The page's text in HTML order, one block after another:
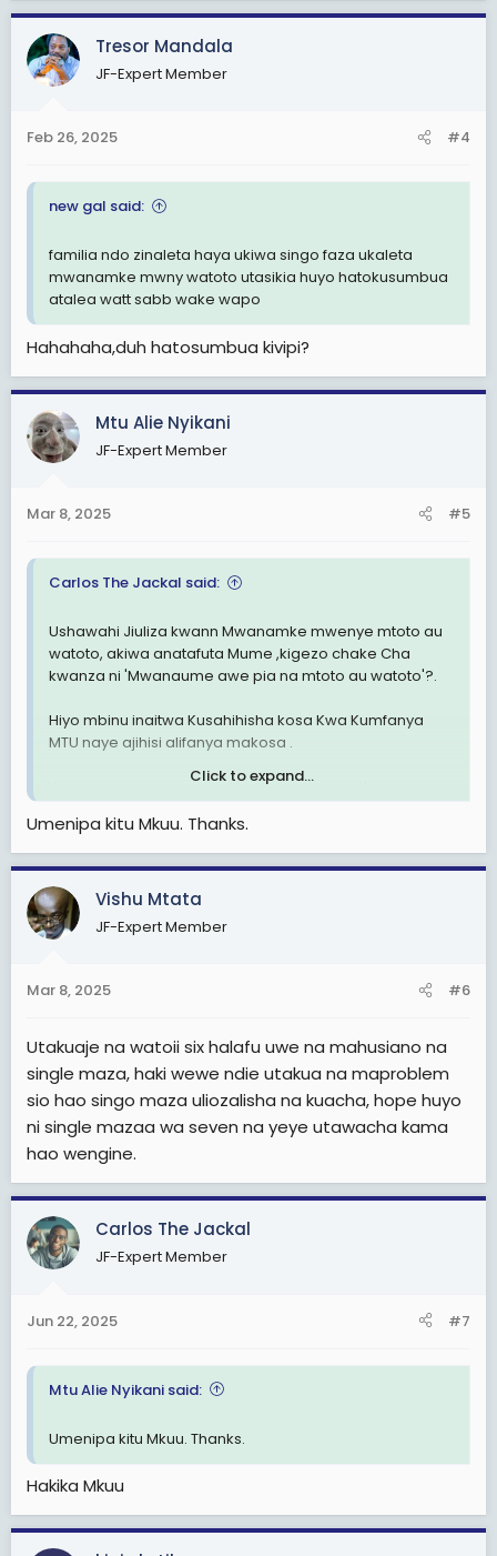
a
c
t
i
s
Tresor Mandala
JF-Expert Member
Feb 26, 2025 #4
new gal said:
familia ndo zinaleta haya ukiwa singo faza ukaleta
mwanamke mwny watoto utasikia huyo hatokusumbua
atalea watt sabb wake wapo
Hahahaha,duh hatosumbua kivipi?
Mtu Alie Nyikani
JF-Expert Member
Mar 8, 2025 #5
Carlos The Jackal said:
Ushawahi Jiuliza kwann Mwanamke mwenye mtoto au
watoto, akiwa anatafuta Mume ,kigezo chake Cha
kwanza ni 'Mwanaume awe pia na mtoto au watoto'?.
Hiyo mbinu inaitwa Kusahihisha kosa Kwa Kumfanya
MTU naye ajihisi alifanya makosa .
Yaan hapo mnakua mko Kwa mizani sawa !!
Mwanamke mwenye mtoto au watoto ila hajaolewa.
Akikutana na Mwanaume mwenye mtoto au watoto
yaan mwanaume alozalisha zake watoto .
Ikitokea wee Singo Baba, umemtongoza Singo Mama ,
huyu Mwanamke ataanza kukukabia juuuu, yaan aanze
ujione " ahhhhh namimi na mtoto /watoto " ngoja tu
Yaan Kwa Lugha nyingine, mwanamke huyo anakua
anakuona wewe mwanaume kua Nawewe ulifanya
makosa kama yake ya Kuzalisha bila kua Ndoani .
Utasikia watoto wetu , wakwako na wakwangu , tunazaa
Mmoja tu jumla tunakua nao watatu.
Daahh hapo unakuta Singo Mama ana mishono ya
Upasuaji wa kujifungua miwili, hapo anakua
kakubakishia mtoto Mmoja tu.
Sasa utasikia, Mimi nakuzalia Mmoja, ukiongeza
Alaaa wakuuu ,Nimeshtuka ,anataka kunipiga kitu
miaka minne .
Picha linaanza, alipofika tu akaanza Maneno, Chumba
hiki watalala wakike, Chumba kile wakiume , hiki chetu
,kile wageni .
Click to expand...
Umenipa kitu Mkuu. Thanks.
Vishu Mtata
JF-Expert Member
Mar 8, 2025 #6
Utakuaje na watoii six halafu uwe na mahusiano na
single maza, haki wewe ndie utakua na maproblem
sio hao singo maza uliozalisha na kuacha, hope huyo
ni single mazaa wa seven na yeye utawacha kama
hao wengine.
Carlos The Jackal
JF-Expert Member
Jun 22, 2025 #7
Mtu Alie Nyikani said:
Umenipa kitu Mkuu. Thanks.
Hakika Mkuu